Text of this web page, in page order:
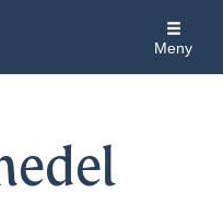
Meny